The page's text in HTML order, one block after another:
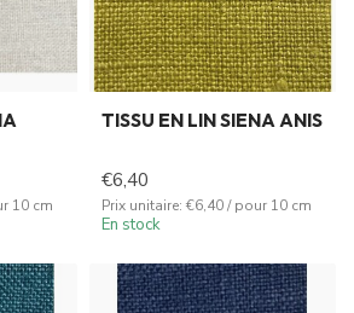
10 cm
TISSU EN LIN SIENA ANIS
€6,40
Prix unitaire: €6,40 / pour 10 cm
En stock